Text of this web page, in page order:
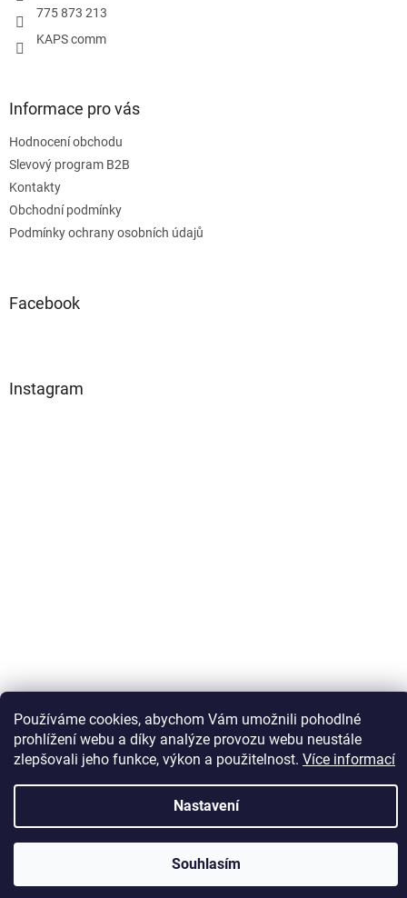
Používáme cookies, abychom Vám umožnili pohodlné
prohlížení webu a díky analýze provozu webu neustále
zlepšovali jeho funkce, výkon a použitelnost. Více informací
Nastavení
Souhlasím
775 873 213
KAPS comm
Informace pro vás
Hodnocení obchodu
Slevový program B2B
Kontakty
Obchodní podmínky
Podmínky ochrany osobních údajů
Facebook
Instagram
Sledovat na Instagramu
Copyright 2026Kaps comm. Všechna práva vyhrazena.